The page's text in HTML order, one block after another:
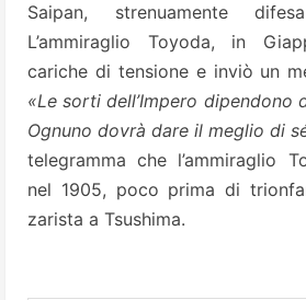
Saipan, strenuamente
L’ammiraglio Toyoda, in
cariche di tensione e inviò un
«Le sorti dell’Impero dipendono
Ognuno dovrà dare il meglio di
telegramma che l’ammiraglio
nel 1905, poco prima di
zarista a Tsushima.